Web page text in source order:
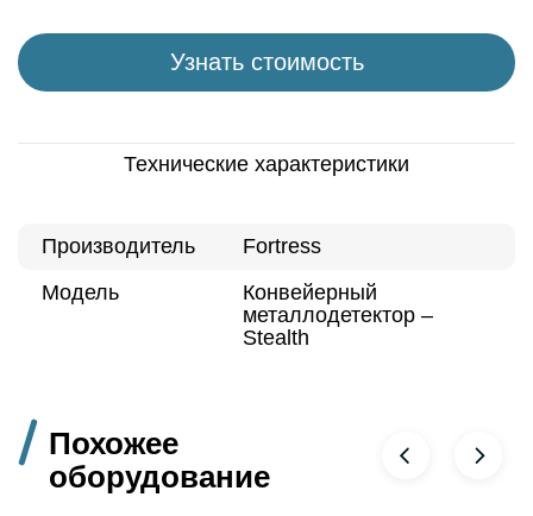
Узнать стоимость
Технические характеристики
Производитель
Fortress
Модель
Конвейерный
металлодетектор –
Stealth
Похожее
оборудование